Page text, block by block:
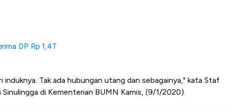
DP Rp 1,4T
induknya. Tak ada hubungan utang dan sebagainya," kata Staf
di Kementerian BUMN Kamis, (9/1/2020).